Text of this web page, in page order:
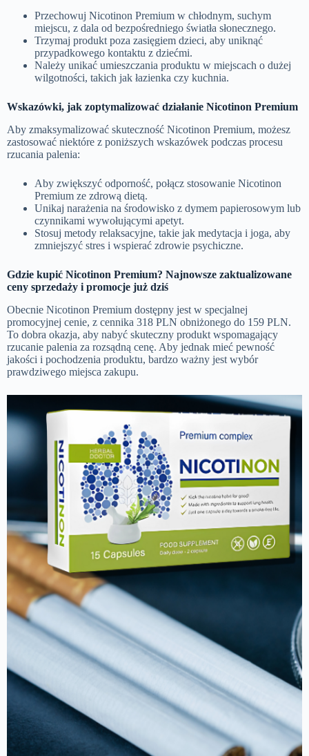
Przechowuj Nicotinon Premium w chłodnym, suchym
miejscu, z dala od bezpośredniego światła słonecznego.
Trzymaj produkt poza zasięgiem dzieci, aby uniknąć
przypadkowego kontaktu z dziećmi.
Należy unikać umieszczania produktu w miejscach o dużej
wilgotności, takich jak łazienka czy kuchnia.
Wskazówki, jak zoptymalizować działanie Nicotinon Premium
Aby zmaksymalizować skuteczność Nicotinon Premium, możesz
zastosować niektóre z poniższych wskazówek podczas procesu
rzucania palenia:
Aby zwiększyć odporność, połącz stosowanie Nicotinon
Premium ze zdrową dietą.
Unikaj narażenia na środowisko z dymem papierosowym lub
czynnikami wywołującymi apetyt.
Stosuj metody relaksacyjne, takie jak medytacja i joga, aby
zmniejszyć stres i wspierać zdrowie psychiczne.
Gdzie kupić Nicotinon Premium? Najnowsze zaktualizowane
ceny sprzedaży i promocje już dziś
Obecnie Nicotinon Premium dostępny jest w specjalnej
promocyjnej cenie, z cennika 318 PLN obniżonego do 159 PLN.
To dobra okazja, aby nabyć skuteczny produkt wspomagający
rzucanie palenia za rozsądną cenę. Aby jednak mieć pewność
jakości i pochodzenia produktu, bardzo ważny jest wybór
prawdziwego miejsca zakupu.